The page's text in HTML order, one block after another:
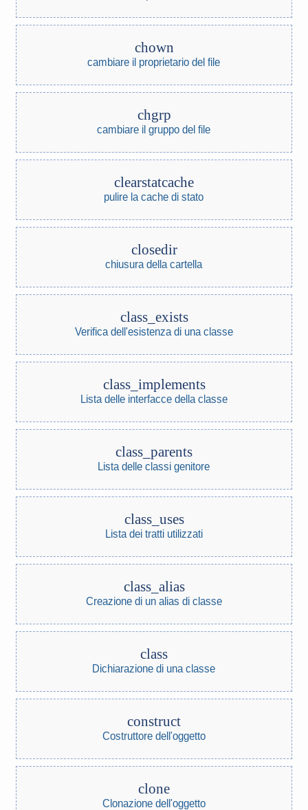
chown
cambiare il proprietario del file
chgrp
cambiare il gruppo del file
clearstatcache
pulire la cache di stato
closedir
chiusura della cartella
class_exists
Verifica dell'esistenza di una classe
class_implements
Lista delle interfacce della classe
class_parents
Lista delle classi genitore
class_uses
Lista dei tratti utilizzati
class_alias
Creazione di un alias di classe
class
Dichiarazione di una classe
construct
Costruttore dell'oggetto
clone
Clonazione dell'oggetto